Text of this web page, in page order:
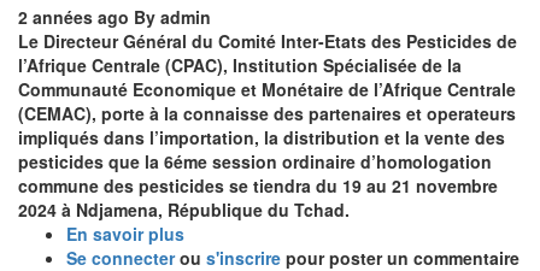
2 années ago By admin
Le Directeur Général du Comité Inter-Etats des Pesticides de
l’Afrique Centrale (CPAC), Institution Spécialisée de la
Communauté Economique et Monétaire de l’Afrique Centrale
(CEMAC), porte à la connaisse des partenaires et operateurs
impliqués dans l’importation, la distribution et la vente des
pesticides que la 6éme session ordinaire d’homologation
commune des pesticides se tiendra du 19 au 21 novembre
2024 à Ndjamena, République du Tchad.
En savoir plus
COMMUNIQUE
Se connecterou s'inscrire pour poster un commentaire